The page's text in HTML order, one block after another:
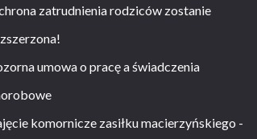
zatrudnienia rodziców zostanie
umowa o pracę a świadczenia
komornicze zasiłku macierzyńskiego -